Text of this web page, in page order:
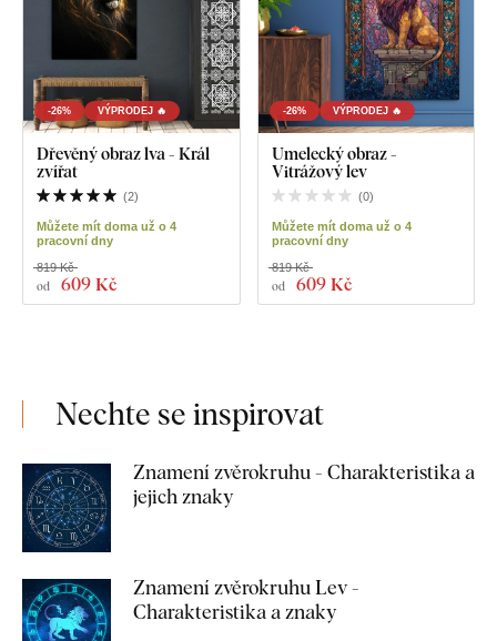
-26% VÝPRODEJ 🔥
Dřevěný obraz lva - Král
zvířat
(2)
Můžete mít doma už o 4
pracovní dny
od 609 Kč
819 Kč
-26% VÝPRODEJ 🔥
Umelecký obraz -
Vitrážový lev
(0)
Můžete mít doma už o 4
pracovní dny
od 609 Kč
819 Kč
Nechte se inspirovat
Znamení zvěrokruhu - Charakteristika a
jejich znaky
Znamení zvěrokruhu Lev -
Charakteristika a znaky